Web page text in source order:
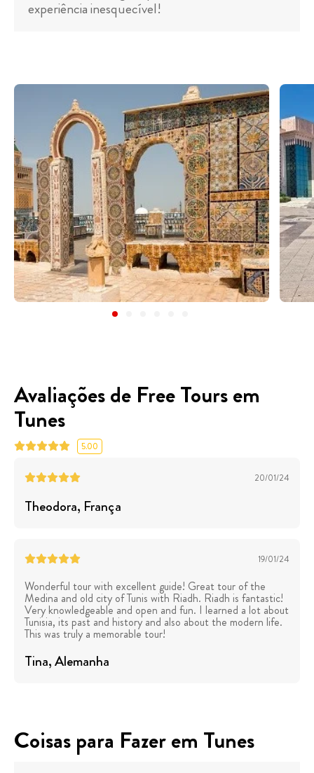
experiência inesquecível!
Avaliações de Free Tours em
Tunes
5.00
20/01/24
Theodora, França
19/01/24
Wonderful tour with excellent guide! Great tour of the
Medina and old city of Tunis with Riadh. Riadh is fantastic!
Very knowledgeable and open and fun. I learned a lot about
Tunisia, its past and history and also about the modern life.
This was truly a memorable tour!
Tina, Alemanha
Coisas para Fazer em Tunes